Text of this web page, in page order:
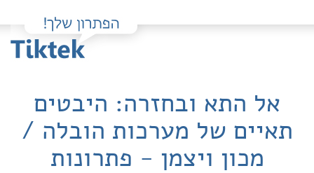
אל התא ובחזרה: היבטים
תאיים של מערכות הובלה /
מכון ויצמן - פתרונות